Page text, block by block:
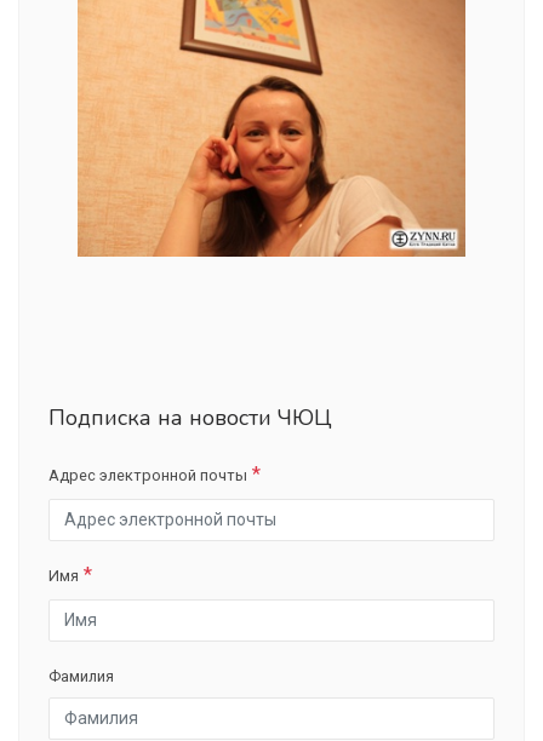
Подписка на новости ЧЮЦ
Адрес электронной почты
Имя
Фамилия